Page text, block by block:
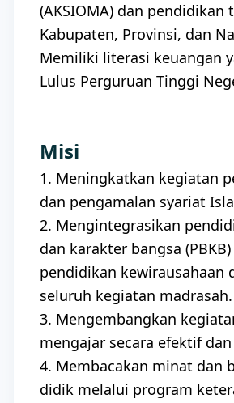
(AKSIOMA) dan pendidikan
Kabupaten, Provinsi, dan
Memiliki literasi keuangan
Lulus Perguruan Tinggi
Misi
1. Meningkatkan kegiatan
dan pengamalan syariat
2. Mengintegrasikan
dan karakter bangsa
pendidikan kewirausahaan
seluruh kegiatan madrasah.
3. Mengembangkan
mengajar secara efektif
4. Membacakan minat dan
didik melalui program